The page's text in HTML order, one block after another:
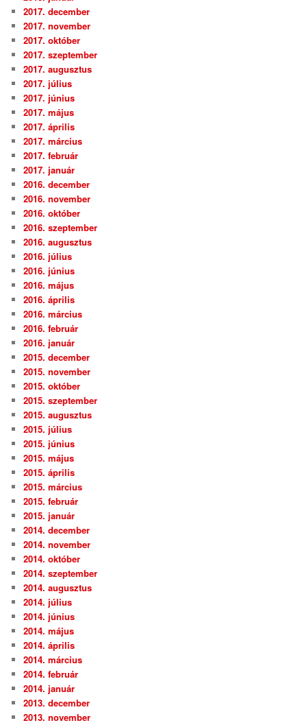
2017. december
2017. november
2017. október
2017. szeptember
2017. augusztus
2017. július
2017. június
2017. május
2017. április
2017. március
2017. február
2017. január
2016. december
2016. november
2016. október
2016. szeptember
2016. augusztus
2016. július
2016. június
2016. május
2016. április
2016. március
2016. február
2016. január
2015. december
2015. november
2015. október
2015. szeptember
2015. augusztus
2015. július
2015. június
2015. május
2015. április
2015. március
2015. február
2015. január
2014. december
2014. november
2014. október
2014. szeptember
2014. augusztus
2014. július
2014. június
2014. május
2014. április
2014. március
2014. február
2014. január
2013. december
2013. november